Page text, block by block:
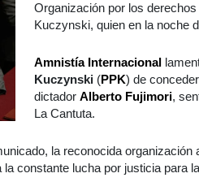
Organización por los
Kuczynski, quien en la noche
Amnistía Internacional
Kuczynski(PPK) de
dictador Alberto Fujimori,
La Cantuta.
la reconocida organización
la constante lucha por justicia